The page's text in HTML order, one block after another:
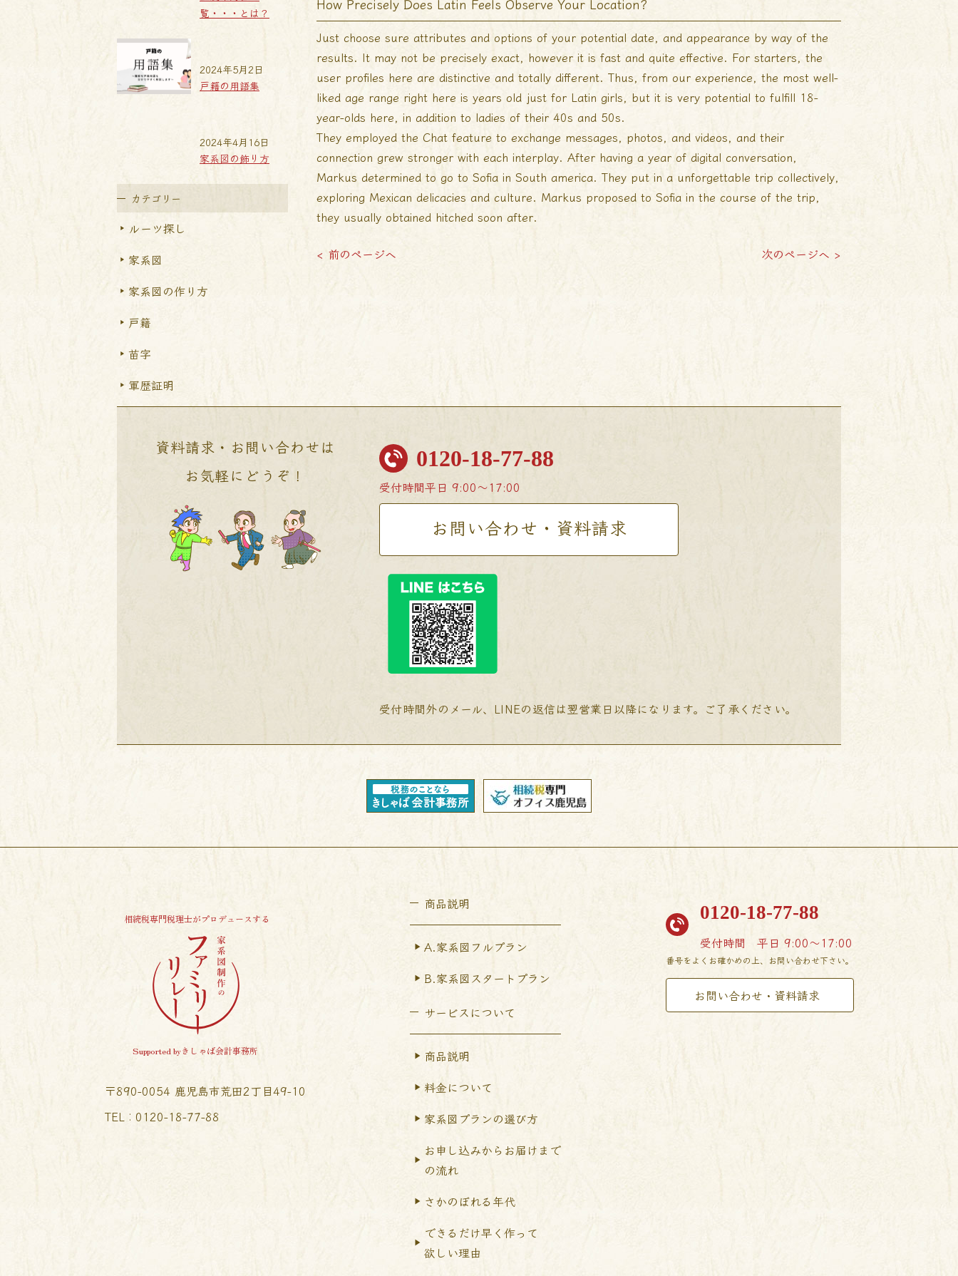
覧・・・とは？
戸籍の用語集
2024年5月2日
家系図の飾り方
2024年4月16日
カテゴリー
ルーツ探し
家系図
家系図の作り方
戸籍
苗字
軍歴証明
Just choose sure attributes and options of your potential date, and appearance by way of the
results. It may not be precisely exact, however it is fast and quite effective. For starters, the
user profiles here are distinctive and totally different. Thus, from our experience, the most well-
liked age range right here is years old just for Latin girls, but it is very potential to fulfill 18-
year-olds here, in addition to ladies of their 40s and 50s.
They employed the Chat feature to exchange messages, photos, and videos, and their
connection grew stronger with each interplay. After having a year of digital conversation,
Markus determined to go to Sofia in South america. They put in a unforgettable trip collectively,
exploring Mexican delicacies and culture. Markus proposed to Sofia in the course of the trip,
they usually obtained hitched soon after.
< 前のページへ 次のページへ >
資料請求・お問い合わせは
お気軽にどうぞ！
0120-18-77-88
受付時間平日 9:00〜17:00
お問い合わせ・資料請求
受付時間外のメール、LINEの返信は翌営業日以降になります。ご了承ください。
相続税専門税理士がプロデュースする
Supported byきしゃば会計事務所
〒890-0054 鹿児島市荒田2丁目49-10
TEL︰0120-18-77-88
商品説明
A.家系図フルプラン
B.家系図スタートプラン
サービスについて
商品説明
料金について
家系図プランの選び方
お申し込みからお届けまで
の流れ
さかのぼれる年代
できるだけ早く作って
欲しい理由
0120-18-77-88
受付時間 平日 9:00〜17:00
番号をよくお確かめの上、お問い合わせ下さい。
お問い合わせ・資料請求